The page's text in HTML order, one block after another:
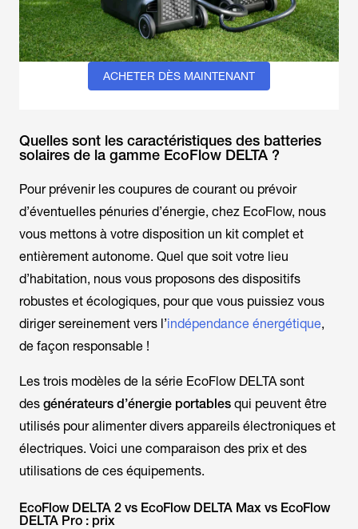
ACHETER DÈS MAINTENANT
Quelles sont les caractéristiques des batteries
solaires de la gamme EcoFlow DELTA ?
Pour prévenir les coupures de courant ou prévoir
d’éventuelles pénuries d’énergie, chez EcoFlow, nous
vous mettons à votre disposition un kit complet et
entièrement autonome. Quel que soit votre lieu
d’habitation, nous vous proposons des dispositifs
robustes et écologiques, pour que vous puissiez vous
diriger sereinement vers l’indépendance énergétique,
de façon responsable !
Les trois modèles de la série EcoFlow DELTA sont
des générateurs d’énergie portables qui peuvent être
utilisés pour alimenter divers appareils électroniques et
électriques. Voici une comparaison des prix et des
utilisations de ces équipements.
EcoFlow DELTA 2 vs EcoFlow DELTA Max vs EcoFlow
DELTA Pro : prix